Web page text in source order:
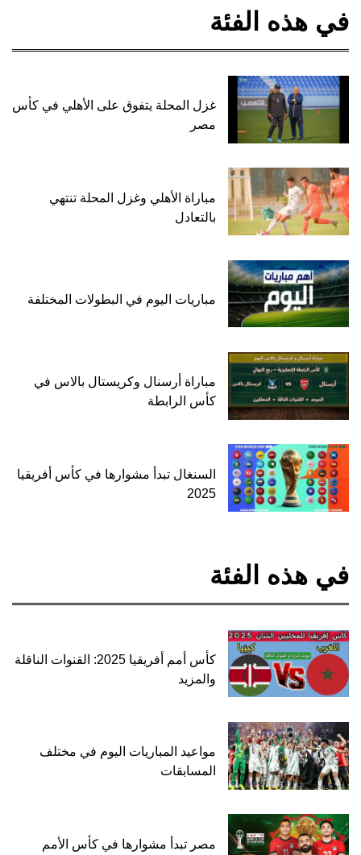
في هذه الفئة
غزل المحلة يتفوق على الأهلي في كأس
مصر
مباراة الأهلي وغزل المحلة تنتهي
بالتعادل
مباريات اليوم في البطولات المختلفة
مباراة أرسنال وكريستال بالاس في
كأس الرابطة
السنغال تبدأ مشوارها في كأس أفريقيا
2025
في هذه الفئة
كأس أمم أفريقيا 2025: القنوات الناقلة
والمزيد
مواعيد المباريات اليوم في مختلف
المسابقات
مصر تبدأ مشوارها في كأس الأمم